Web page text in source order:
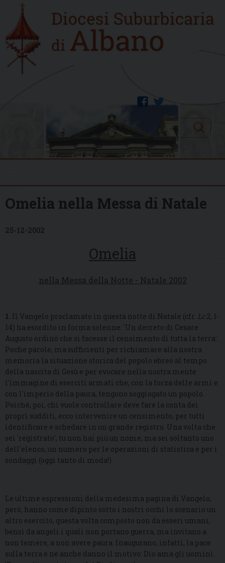
content
Home
new
twitter
facebook
Search
Omelia nella Messa di Natale
25-12-2002
Omelia
nella Messa della Notte - Natale 2002
1. Il Vangelo proclamato in questa notte di Natale (cfr. Lc2, 1-
14) ha esordito in forma solenne: 'Un decreto di Cesare
Augusto ordinò che si facesse il censimento di tutta la terra'.
Poche parole, ma sufficienti per richiamare alla nostra
memoria la situazione storica del popolo ebreo al tempo
della nascita di Gesù e per evocare nella nostra mente
l'immagine di eserciti armati che, con la forza delle armi e
con l'imperio della paura, tengono soggiogato un popolo.
Poiché, poi, chi vuole controllare deve fare la conta dei
propri sudditi, ecco intervenire un censimento, per tutti
identificare e schedare in un grande registro. Una volta che
sei 'registrato', tu non hai più un nome, ma sei soltanto uno
dell'elenco, un numero per le operazioni di statistica e per i
sondaggi (oggi tanto di moda!).
Le ultime espressioni della medesima pagina di Vangelo,
però, hanno come dipinto sotto i nostri occhi lo scenario un
altro esercito, questa volta composto non da esseri umani,
bensì da angeli i quali non portano guerra, ma invitano a
non temere, a non avere paura. Inaugurano, infatti, la pace
sulla terra e ne anche danno il motivo: Dio ama gli uomini.